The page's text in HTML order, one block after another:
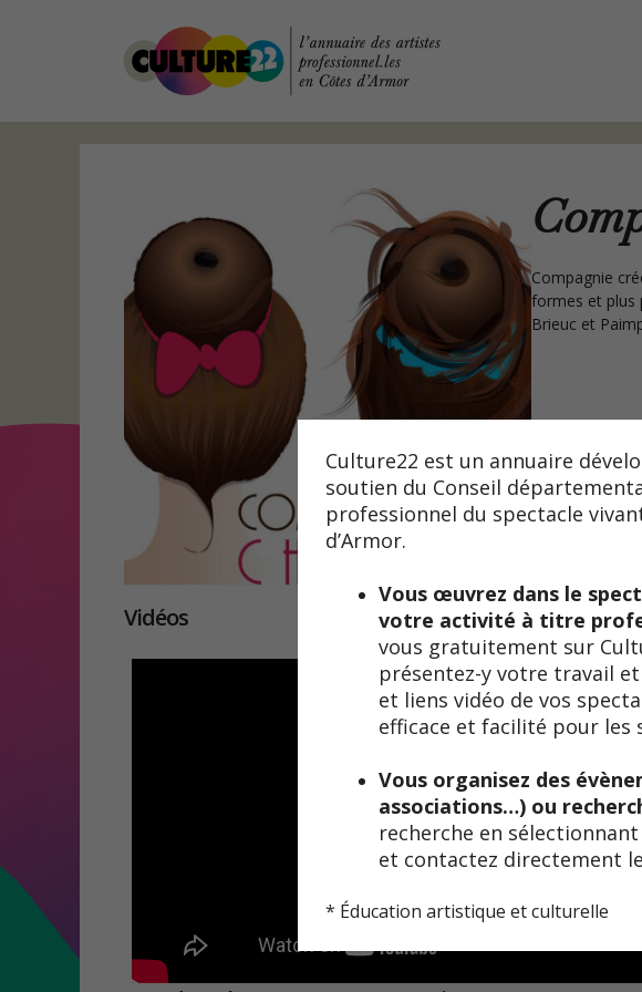
Compagnie CHON
Compagnie
formes et plus
Brieuc et
Vidéos
Culture22 est un annuaire
soutien du Conseil
professionnel du spectacle
d’Armor.
Vous œuvrez dans le
votre activité à titre
vous gratuitement sur
présentez-y votre travail
et liens vidéo de vos
efficace et facilité pour les
Vous organisez des
associations…) ou
recherche en
et contactez directement
* Éducation artistique et culturelle